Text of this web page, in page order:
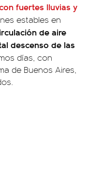
fuertes lluvias y
estables en
de aire
descenso de las
días, con
de Buenos Aires,